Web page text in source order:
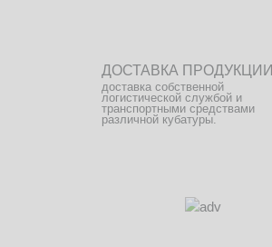
ДОСТАВКА ПРОДУКЦИИ
доставка собственной
логистической службой и
транспортными средствами
различной кубатуры.